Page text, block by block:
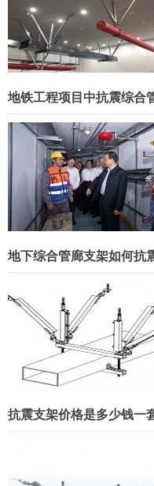
地铁工程项目中抗震综合
地下综合管廊支架如何抗
抗震支架价格是多少钱一